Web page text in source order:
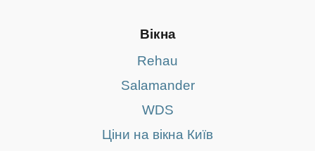
Вікна
Rehau
Salamander
WDS
Ціни на вікна Київ